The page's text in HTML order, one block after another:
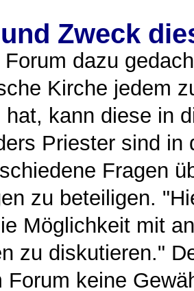
Zweck
Forum dazu
Kirche jedem
hat, kann diese in
Priester sind in
Fragen
zu beteiligen.
Möglichkeit mit
zu diskutieren."
Forum keine